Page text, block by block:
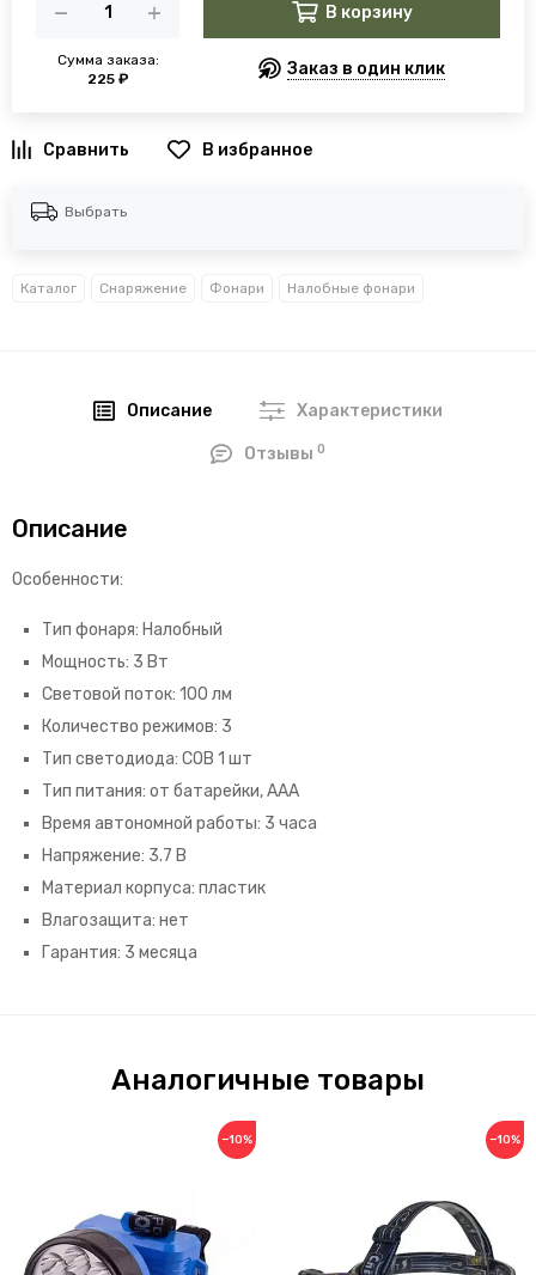
Сумма заказа:
225 ₽
В корзину
Заказ в один клик
В избранное
Выбрать
Каталог Снаряжение Фонари Налобные фонари
Описание Характеристики
Отзывы0
Описание
Особенности:
Тип фонаря: Налобный
Мощность: 3 Вт
Световой поток: 100 лм
Количество режимов: 3
Тип светодиода: COB 1 шт
Тип питания: от батарейки, ААА
Время автономной работы: 3 часа
Напряжение: 3.7 В
Материал корпуса: пластик
Влагозащита: нет
Гарантия: 3 месяца
Аналогичные товары
−10% −10%